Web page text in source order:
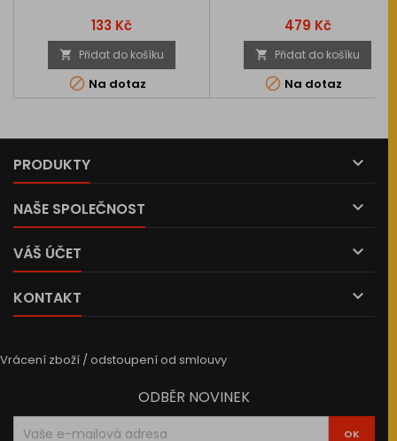
Cena
133 Kč
 Přidat do košíku
 Na dotaz
Cena
479 Kč
 Přidat do košíku
 Na dotaz
PRODUKTY 
NAŠE SPOLEČNOST 
VÁŠ ÚČET 
KONTAKT 
Vrácení zboží / odstoupení od smlouvy
ODBĚR NOVINEK